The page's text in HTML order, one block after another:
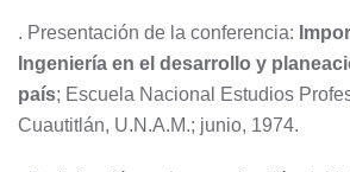
. Presentación de la conferencia:
Ingeniería en el desarrollo y
país; Escuela Nacional Estudios
Cuautitlán, U.N.A.M.; junio, 1974.